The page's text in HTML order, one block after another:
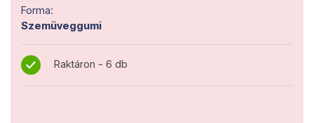
Forma:
Szemüveggumi
Raktáron - 6 db